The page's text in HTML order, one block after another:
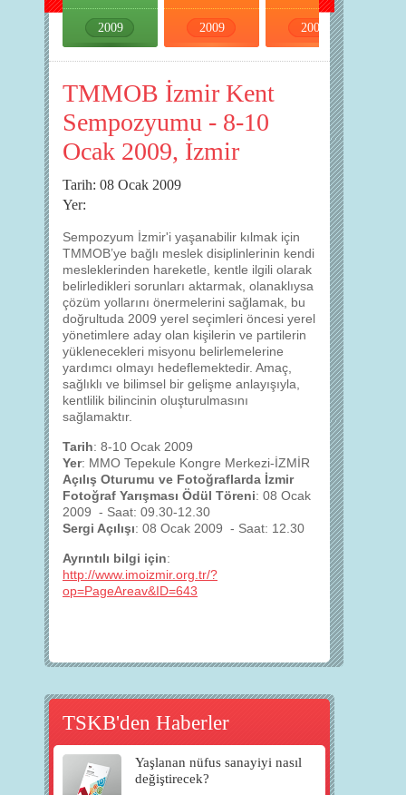
2009 2009 2009
TMMOB İzmir Kent
Sempozyumu - 8-10
Ocak 2009, İzmir
Tarih: 08 Ocak 2009
Yer:
Sempozyum İzmir'i yaşanabilir kılmak için
TMMOB’ye bağlı meslek disiplinlerinin kendi
mesleklerinden hareketle, kentle ilgili olarak
belirledikleri sorunları aktarmak, olanaklıysa
çözüm yollarını önermelerini sağlamak, bu
doğrultuda 2009 yerel seçimleri öncesi yerel
yönetimlere aday olan kişilerin ve partilerin
yüklenecekleri misyonu belirlemelerine
yardımcı olmayı hedeflemektedir. Amaç,
sağlıklı ve bilimsel bir gelişme anlayışıyla,
kentlilik bilincinin oluşturulmasını
sağlamaktır.
Tarih: 8-10 Ocak 2009
Yer: MMO Tepekule Kongre Merkezi-İZMİR
Açılış Oturumu ve Fotoğraflarda İzmir
Fotoğraf Yarışması Ödül Töreni: 08 Ocak
2009 - Saat: 09.30-12.30
Sergi Açılışı: 08 Ocak 2009 - Saat: 12.30
Ayrıntılı bilgi için:
http://www.imoizmir.org.tr/?
op=PageAreav&ID=643
TSKB'den Haberler
Yaşlanan nüfus sanayiyi nasıl
değiştirecek?